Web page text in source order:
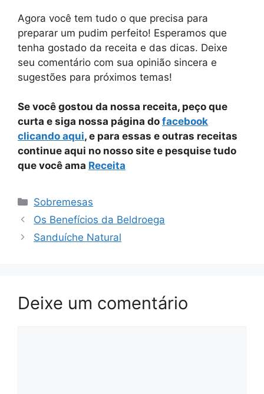
Agora você tem tudo o que precisa para
preparar um pudim perfeito! Esperamos que
tenha gostado da receita e das dicas. Deixe
seu comentário com sua opinião sincera e
sugestões para próximos temas!
Se você gostou da nossa receita, peço que
curta e siga nossa página do facebook
clicando aqui, e para essas e outras receitas
continue aqui no nosso site e pesquise tudo
que você ama Receita
Categorias
Sobremesas
Os Benefícios da Beldroega
Sanduíche Natural
Deixe um comentário